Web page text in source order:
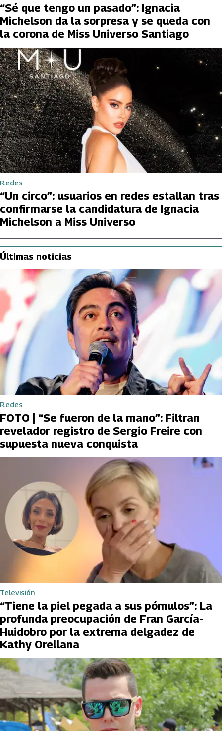
“Sé que tengo un pasado”: Ignacia
Michelson da la sorpresa y se queda con
la corona de Miss Universo Santiago
Redes
“Un circo”: usuarios en redes estallan tras
confirmarse la candidatura de Ignacia
Michelson a Miss Universo
Últimas noticias
Redes
FOTO | “Se fueron de la mano”: Filtran
revelador registro de Sergio Freire con
supuesta nueva conquista
Televisión
“Tiene la piel pegada a sus pómulos”: La
profunda preocupación de Fran García-
Huidobro por la extrema delgadez de
Kathy Orellana